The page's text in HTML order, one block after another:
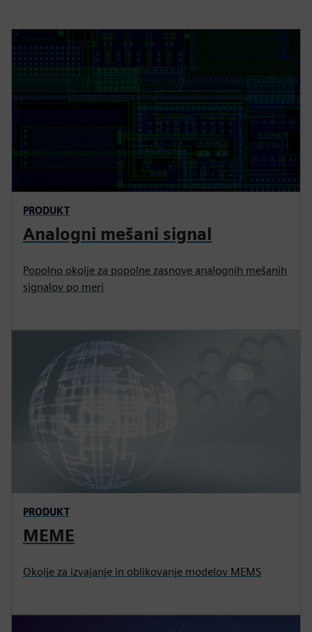
PRODUKT
Analogni mešani signal
Popolno okolje za popolne zasnove analognih mešanih
signalov po meri
PRODUKT
MEME
Okolje za izvajanje in oblikovanje modelov MEMS